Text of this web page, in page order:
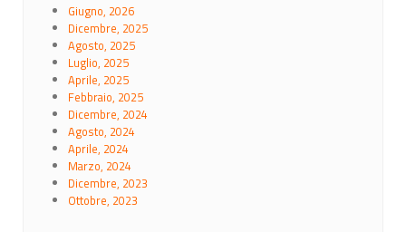
Giugno, 2026
Dicembre, 2025
Agosto, 2025
Luglio, 2025
Aprile, 2025
Febbraio, 2025
Dicembre, 2024
Agosto, 2024
Aprile, 2024
Marzo, 2024
Dicembre, 2023
Ottobre, 2023